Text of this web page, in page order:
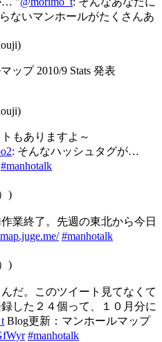
ないマンホールがたくさんあ
ップ 2010/9 Stats 発表
もありますよ～
: そんなハッシュタグが…
#manhotalk
)
業終了。先週の東北から今日
#manhotalk
)
だ。このツイート見てなくて
した２４個って、１０月分に
Blog更新：マンホールマップ
#manhotalk